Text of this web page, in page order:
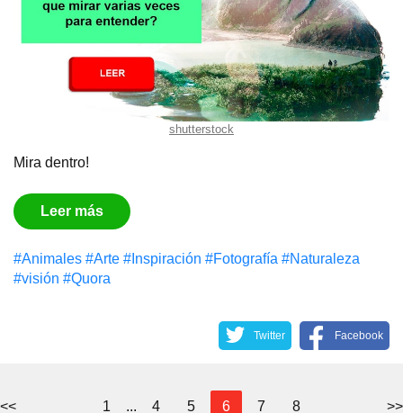
shutterstock
Mira dentro!
Leer más
#Animales #Arte #Inspiración #Fotografía #Naturaleza
#visión #Quora
Twitter Facebook
<< 1 ... 4 5 6 7 8 >>